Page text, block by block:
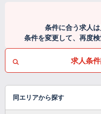
条件に合う求人は
条件を変更して、再度
求人条
同エリアから探す